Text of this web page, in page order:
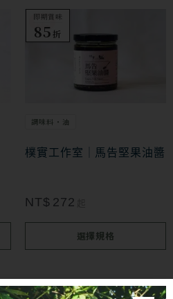
特價
即期賞味
85 折
調味料・油
特價
樸實工作室｜馬告堅果油醬
NT$ 272
選擇規格
此
產
種
款
可
頁